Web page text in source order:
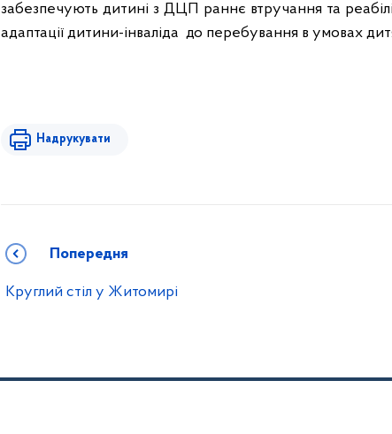
забезпечують дитині з ДЦП раннє втручання та
адаптації дитини-інваліда до перебування в умовах
Надрукувати
Попередня
Круглий стіл у Житомирі